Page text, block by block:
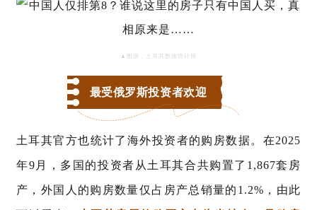
▲图源：土耳其数据统计局
最受俄罗斯投资者欢迎
土耳其官方也统计了海外投资者的购房数据。在2025
年9月 ，多国的投资者从土耳其合共购置了 1 ,867套房
产 ，外国人的购房数量仅占房产总销量的 1.2%， 由此